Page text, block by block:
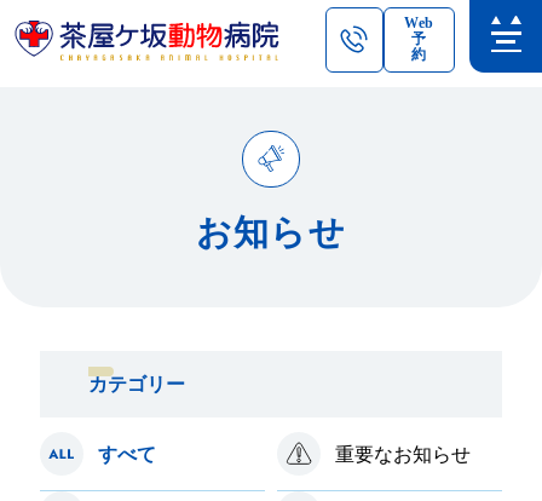
Web
予
約
お知らせ
カテゴリー
すべて 重要なお知らせ